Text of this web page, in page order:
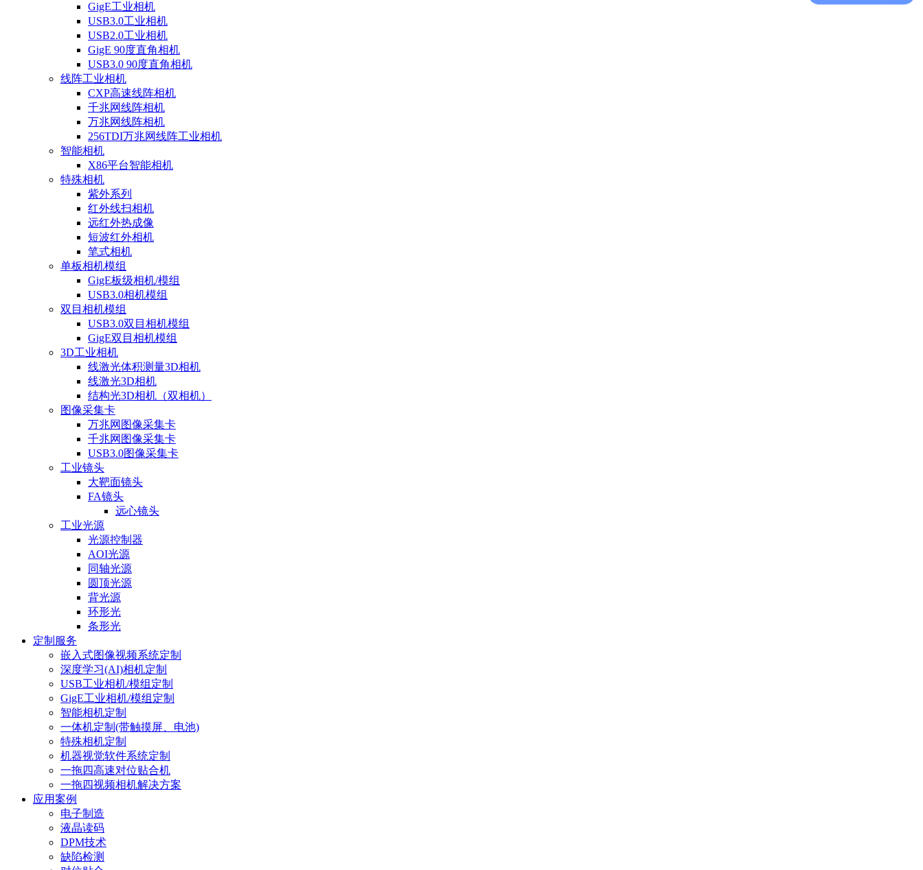
GigE工业相机
USB3.0工业相机
USB2.0工业相机
GigE 90度直角相机
USB3.0 90度直角相机
线阵工业相机
CXP高速线阵相机
千兆网线阵相机
万兆网线阵相机
256TDI万兆网线阵工业相机
智能相机
X86平台智能相机
特殊相机
紫外系列
红外线扫相机
远红外热成像
短波红外相机
笔式相机
单板相机模组
GigE板级相机/模组
USB3.0相机模组
双目相机模组
USB3.0双目相机模组
GigE双目相机模组
3D工业相机
线激光体积测量3D相机
线激光3D相机
结构光3D相机（双相机）
图像采集卡
万兆网图像采集卡
千兆网图像采集卡
USB3.0图像采集卡
工业镜头
大靶面镜头
FA镜头
远心镜头
工业光源
光源控制器
AOI光源
同轴光源
圆顶光源
背光源
环形光
条形光
定制服务
嵌入式图像视频系统定制
深度学习(AI)相机定制
USB工业相机/模组定制
GigE工业相机/模组定制
智能相机定制
一体机定制(带触摸屏、电池)
特殊相机定制
机器视觉软件系统定制
一拖四高速对位贴合机
一拖四视频相机解决方案
应用案例
电子制造
液晶读码
DPM技术
缺陷检测